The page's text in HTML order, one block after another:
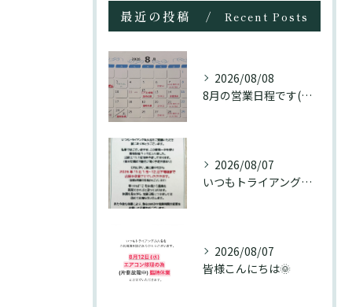
最近の投稿 Recent Posts
2026/08/08
8月の営業日程です(訂正分)☺️
2026/08/07
いつもトライアングル大名をご愛顧頂き誠にありがとうございます...
2026/08/07
皆様こんにちは🌞